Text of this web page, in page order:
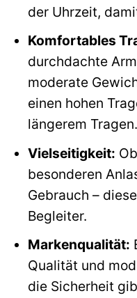
der Uhrzeit,
Komfortables
durchdachte
moderate
einen hohen
längerem Tragen.
Vielseitigkeit:
besonderen
Gebrauch –
Begleiter.
Markenqualität:
Qualität und
die Sicherheit